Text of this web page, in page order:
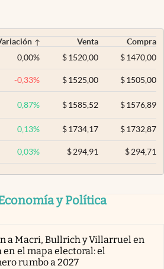
Venta
Compra
0,00% $ 1520,00 $1470,00
-0,33% $ 1525,00 $1505,00
0,87% $ 1585,52 $1576,89
0,13% $ 1734,17 $1732,87
0,03% $294,91 $294,71
y Política
a Macri, Bullrich y Villarruel en
en el mapa electoral: el
rumbo a 2027